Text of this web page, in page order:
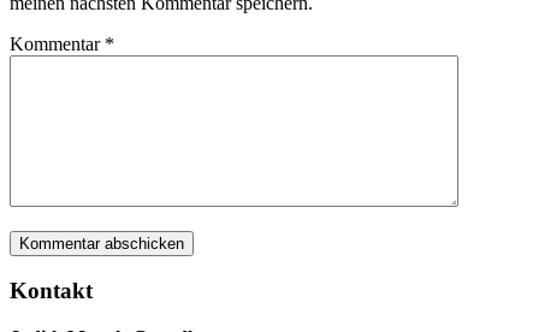
Kommentar *
Kontakt